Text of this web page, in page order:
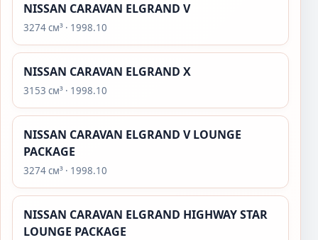
NISSAN CARAVAN ELGRAND V
3274 см³ · 1998.10
NISSAN CARAVAN ELGRAND X
3153 см³ · 1998.10
NISSAN CARAVAN ELGRAND V LOUNGE
PACKAGE
3274 см³ · 1998.10
NISSAN CARAVAN ELGRAND HIGHWAY STAR
LOUNGE PACKAGE